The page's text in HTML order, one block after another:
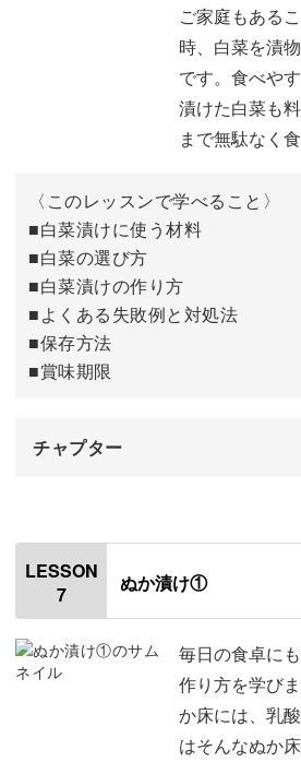
ご家庭もある
時、白菜を漬
です。食べや
漬けた白菜も
まで無駄なく
〈このレッスンで学べること〉
■白菜漬けに使う材料
■白菜の選び方
■白菜漬けの作り方
■よくある失敗例と対処法
■保存方法
■賞味期限
チャプター
はじめに
使用材料・道具
本来の漬け方について
白菜を切って漬ける
LESSON
7
ぬか漬け①
毎日の食卓に
作り方を学び
か床には、乳
はそんなぬか